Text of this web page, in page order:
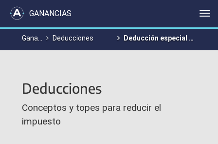
GANANCIAS
Deducciones Deducción especial incrementada
Deducciones
Conceptos y topes para reducir el
impuesto